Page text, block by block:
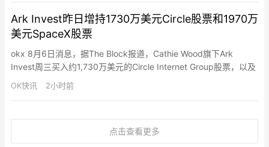
价格影响。当前加密市场正通过“…
Ark Invest昨日增持1730万美元Circle股票和1970万
美元SpaceX股票
okx 8月6日消息，据The Block报道，Cathie Wood旗下Ark
Invest周三买入约1,730万美元的Circle Internet Group股票，以及
约1,970万美元的SpaceX股票。Circle股价当日微涨0.05%至
63.28美元，SpaceX大跌13.61%至108.27美元。
OK快讯 2小时前
点击查看更多